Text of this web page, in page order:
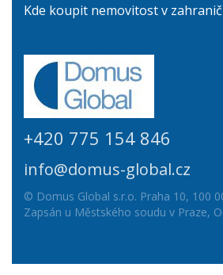
Kde koupit nemovitost v
+420 775 154 846
info@domus-global.cz
© Domus Global s.r.o. Praha 10, 100
Zapsán u Městského soudu v Praze,